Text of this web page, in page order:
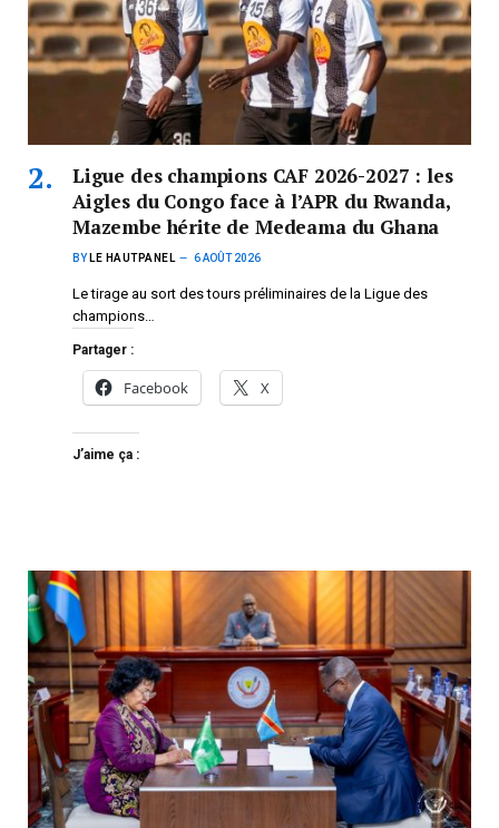
Ligue des champions CAF 2026-2027 : les
Aigles du Congo face à l’APR du Rwanda,
Mazembe hérite de Medeama du Ghana
BY LE HAUTPANEL 6 AOÛT 2026
Le tirage au sort des tours préliminaires de la Ligue des
champions…
Partager :
Facebook X
J’aime ça :